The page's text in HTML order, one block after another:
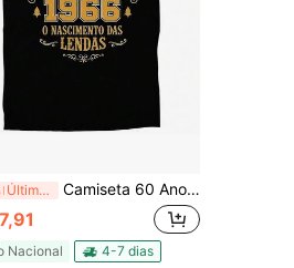
Últimos 3 dias Camiseta 60 Anos 1966 O Nascimento Das Lendas Algodão Premium Unissex T-shirt Aniversário Presente Criativo Casual
Nacional 4-7 dias